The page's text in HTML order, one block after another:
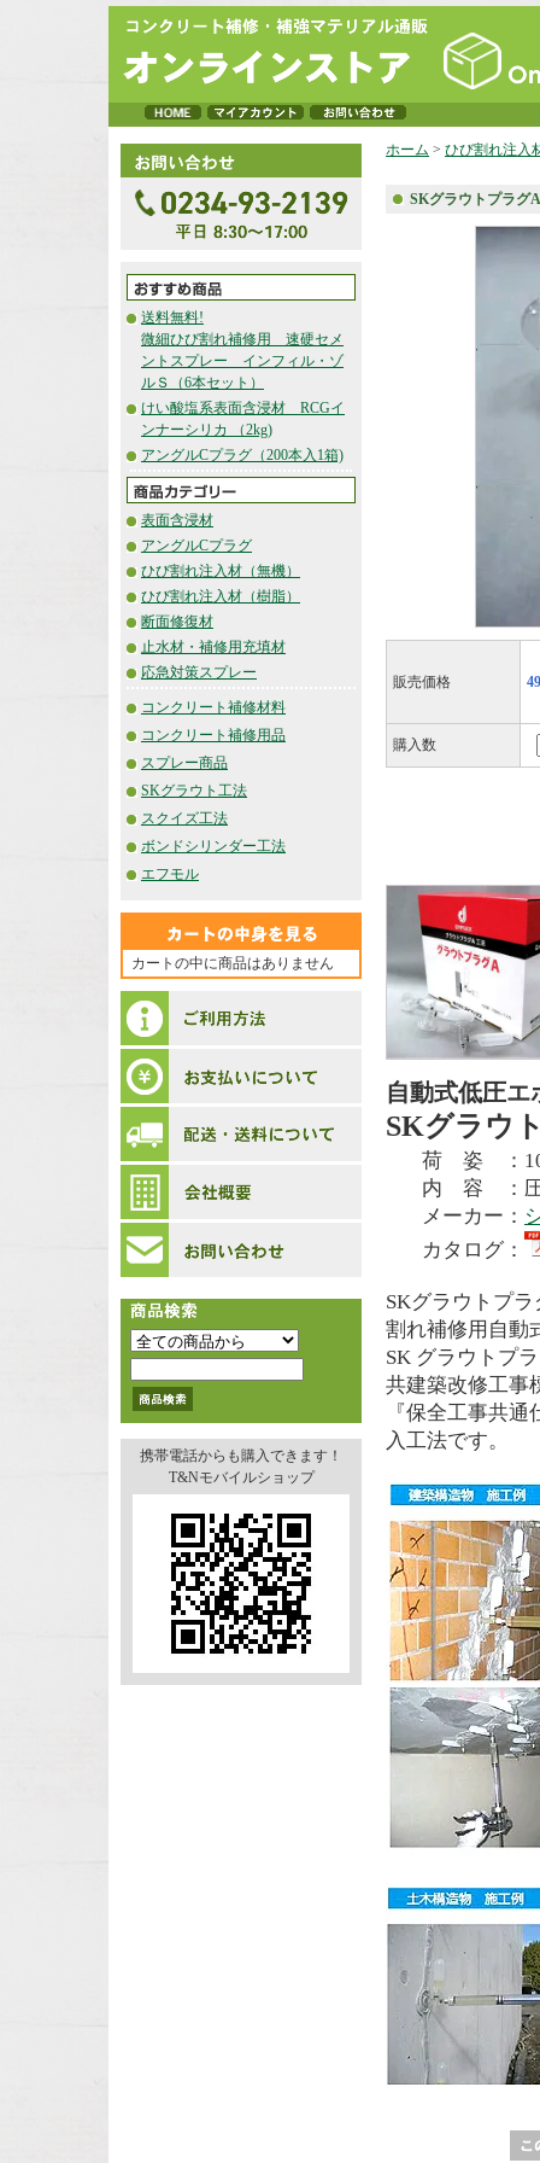
送料無料!
微細ひび割れ補修用 速硬セメ
ントスプレー インフィル・ゾ
ルＳ（6本セット）
けい酸塩系表面含浸材 RCGイ
ンナーシリカ （2kg)
アングルCプラグ（200本入1箱)
表面含浸材
アングルCプラグ
ひび割れ注入材（無機）
ひび割れ注入材（樹脂）
断面修復材
止水材・補修用充填材
応急対策スプレー
コンクリート補修材料
コンクリート補修用品
スプレー商品
SKグラウト工法
スクイズ工法
ボンドシリンダー工法
エフモル
カートの中に商品はありません
携帯電話からも購入できます！
T&Nモバイルショップ
ホーム > ひび割れ注入
SKグラウトプラグA
販売価格
購入数
自動式低圧エ
SKグラウ
荷 姿 ：
内 容 ：圧
メーカー：
カタログ：
SKグラウトプ
割れ補修用自動
SK グラウトプ
共建築改修工事
『保全工事共
入工法です。